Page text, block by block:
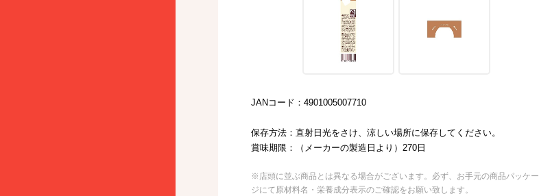
JANコード：4901005007710
保存方法：直射日光をさけ、涼しい場所に保存してください。
賞味期限：（メーカーの製造日より）270日
※店頭に並ぶ商品とは異なる場合がございます。必ず、お手元の商品パッケー
ジにて原材料名・栄養成分表示のご確認をお願い致します。